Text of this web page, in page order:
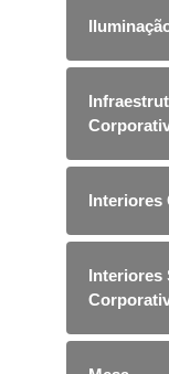
Interiores
Interiores